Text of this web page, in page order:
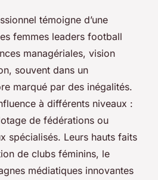
témoigne d’une
femmes leaders football
managériales, vision
souvent dans un
marqué par des inégalités.
à différents niveaux :
de fédérations ou
spécialisés. Leurs hauts faits
de clubs féminins, le
médiatiques innovantes